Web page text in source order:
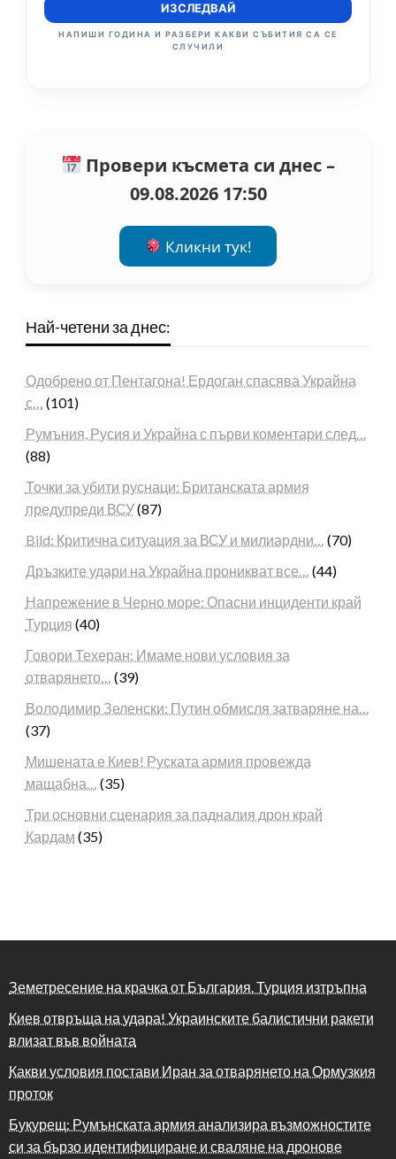
ИЗСЛЕДВАЙ
НАПИШИ ГОДИНА И РАЗБЕРИ КАКВИ СЪБИТИЯ СА СЕ
СЛУЧИЛИ
Провери късмета си днес –
09.08.2026 17:50
Кликни тук!
Най-четени за днес:
Одобрено от Пентагона! Ердоган спасява Украйна
с…
(101)
Румъния, Русия и Украйна с първи коментари след…
(88)
Точки за убити руснаци: Британската армия
предупреди ВСУ(87)
Bild: Критична ситуация за ВСУ и милиардни…
(70)
Дръзките удари на Украйна проникват все…
(44)
Напрежение в Черно море: Опасни инциденти край
Турция (40)
Говори Техеран: Имаме нови условия за
отварянето…
(39)
Володимир Зеленски: Путин обмисля затваряне на…
(37)
Мишената е Киев! Руската армия провежда
мащабна…
(35)
Три основни сценария за падналия дрон край
Кардам (35)
Земетресение на крачка от България. Турция изтръпна
Киев отвръща на удара! Украинските балистични ракети
влизат във войната
Какви условия постави Иран за отварянето на Ормузкия
проток
Букурещ: Румънската армия анализира възможностите
си за бързо идентифициране и сваляне на дронове